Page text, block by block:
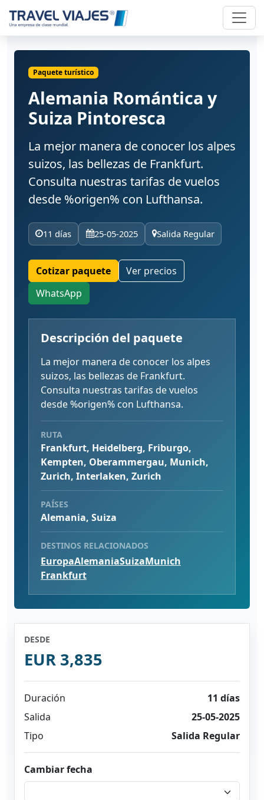
Paquete turístico
Alemania Romántica y
Suiza Pintoresca
La mejor manera de conocer los alpes
suizos, las bellezas de Frankfurt.
Consulta nuestras tarifas de vuelos
desde %origen% con Lufthansa.
11 días 25-05-2025 Salida Regular
Cotizar paquete
Ver precios
WhatsApp
Descripción del paquete
La mejor manera de conocer los alpes
suizos, las bellezas de Frankfurt.
Consulta nuestras tarifas de vuelos
desde %origen% con Lufthansa.
RUTA
Frankfurt, Heidelberg, Friburgo,
Kempten, Oberammergau, Munich,
Zurich, Interlaken, Zurich
PAÍSES
Alemania, Suiza
DESTINOS RELACIONADOS
EuropaAlemaniaSuizaMunich
Frankfurt
DESDE
EUR 3,835
Duración
11 días
Salida
25-05-2025
Tipo
Salida Regular
Cambiar fecha